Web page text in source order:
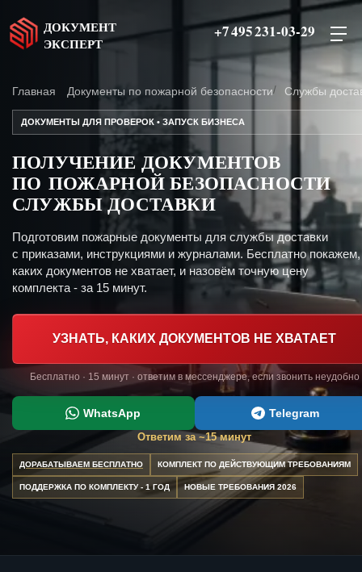
ДОКУМЕНТ
ЭКСПЕРТ
+7 495 231-03-29
Главная Документы по пожарной безопасности Службы
ДОКУМЕНТЫ ДЛЯ ПРОВЕРОК • ЗАПУСК БИЗНЕСА
ПОЛУЧЕНИЕ ДОКУМЕНТОВ
ПО ПОЖАРНОЙ БЕЗОПАСНОСТИ
СЛУЖБЫ ДОСТАВКИ
Подготовим пожарные документы для службы доставки
с приказами, инструкциями и журналами. Бесплатно покажем,
каких документов не хватает, и назовём точную цену
комплекта - за 15 минут.
УЗНАТЬ, КАКИХ ДОКУМЕНТОВ НЕ ХВАТАЕТ
Бесплатно · 15 минут · ответим в мессенджере, если звонить неудобно
WhatsApp Telegram
Ответим за ~15 минут
ДОРАБАТЫВАЕМ БЕСПЛАТНО КОМПЛЕКТ ПО ДЕЙСТВУЮЩИМ ТРЕБОВАНИЯМ
ПОДДЕРЖКА ПО КОМПЛЕКТУ - 1 ГОД НОВЫЕ ТРЕБОВАНИЯ 2026